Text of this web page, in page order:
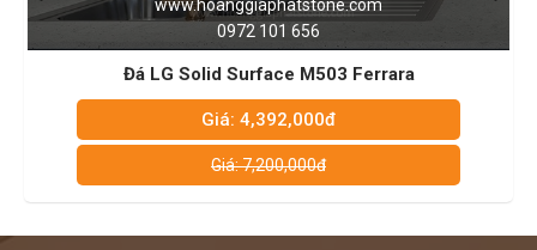
Đá nhân tạo solid surface S028
ứng dụng của đá nhân tạo hi-macs mã màu S028 trong phòng tắm:
được sử dụng làm bồn tắm, mặt lavabo, ốp tường
Đá LG Solid Surface M503 Ferrara